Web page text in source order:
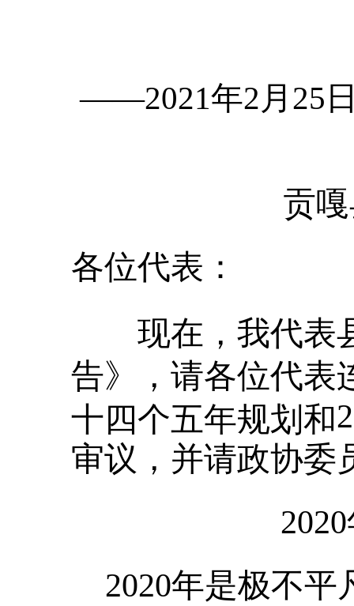
——2021年2月25
贡
各位代表：
现在，我代表
告》，请各位代表
十四个五年规划和
审议，并请政协委
2020年是极不